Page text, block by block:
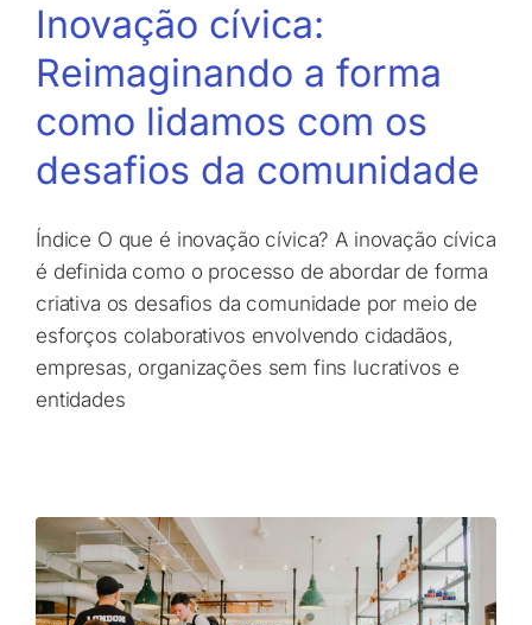
Inovação cívica:
Reimaginando a forma
como lidamos com os
desafios da comunidade
Índice O que é inovação cívica? A inovação cívica
é definida como o processo de abordar de forma
criativa os desafios da comunidade por meio de
esforços colaborativos envolvendo cidadãos,
empresas, organizações sem fins lucrativos e
entidades